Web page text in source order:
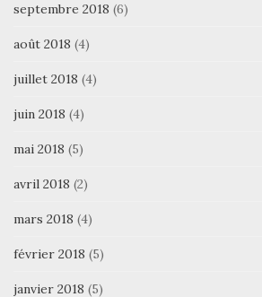
septembre 2018 (6)
août 2018 (4)
juillet 2018 (4)
juin 2018 (4)
mai 2018 (5)
avril 2018 (2)
mars 2018 (4)
février 2018 (5)
janvier 2018 (5)